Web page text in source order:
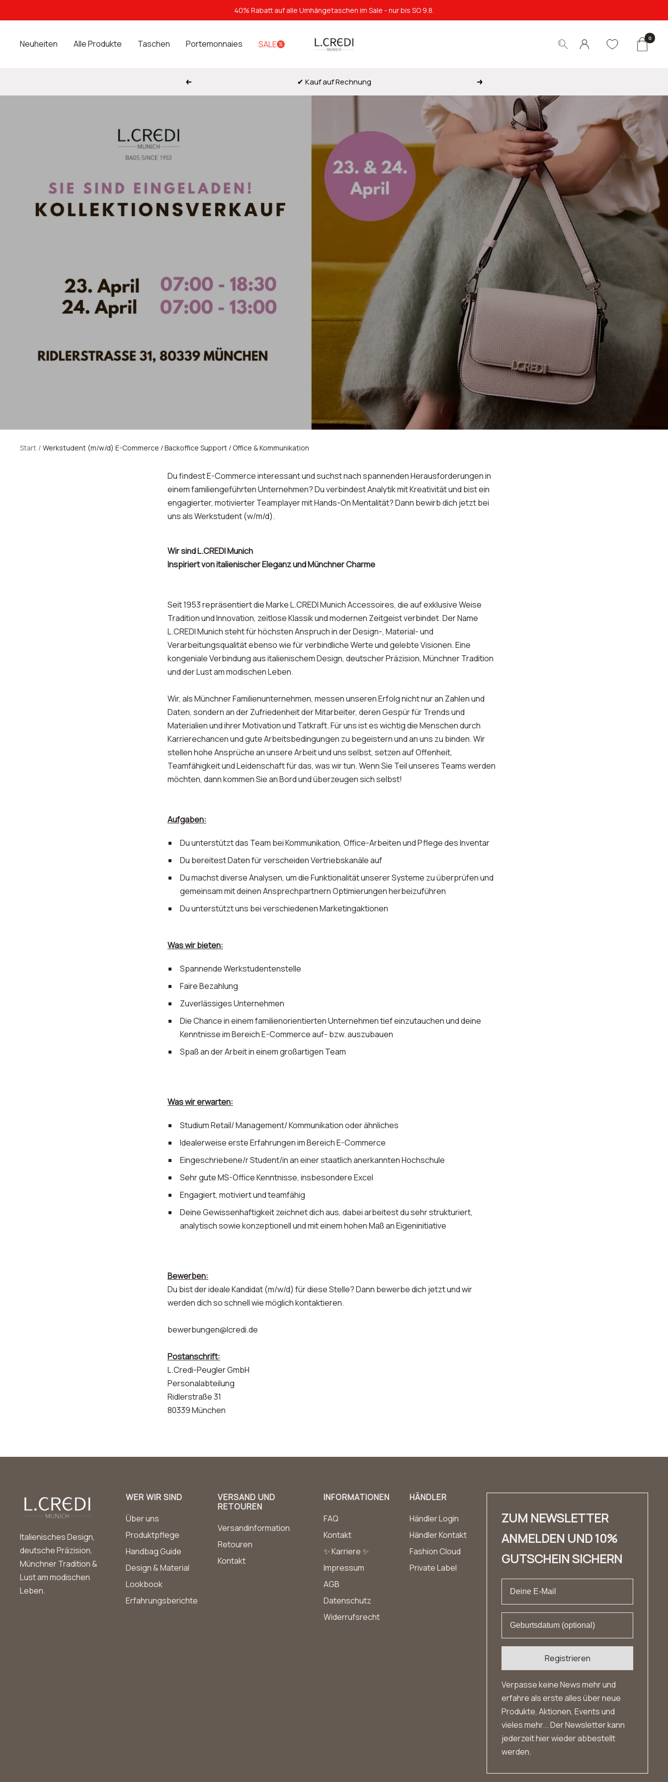
zum
40% Rabatt auf alle Umhängetaschen im Sale - nur bis SO 9.8.
Neuheiten Alle Produkte Taschen Portemonnaies SALE
L.Credi
0
Zurück ✔ Kauf auf Rechnung Weiter
Start Werkstudent (m/w/d) E-Commerce / Backoffice Support / Office & Kommunikation
Du findest E-Commerce interessant und suchst nach spannenden Herausforderungen in
einem familiengeführten Unternehmen? Du verbindest Analytik mit Kreativität und bist ein
engagierter, motivierter Teamplayer mit Hands-On Mentalität? Dann bewirb dich jetzt bei
uns als Werkstudent (w/m/d).
Wir sind L.CREDI Munich
Inspiriert von italienischer Eleganz und Münchner Charme
Seit 1953 repräsentiert die Marke L.CREDI Munich Accessoires, die auf exklusive Weise
Tradition und Innovation, zeitlose Klassik und modernen Zeitgeist verbindet. Der Name
L.CREDI Munich steht für höchsten Anspruch in der Design-, Material- und
Verarbeitungsqualität ebenso wie für verbindliche Werte und gelebte Visionen. Eine
kongeniale Verbindung aus italienischem Design, deutscher Präzision, Münchner Tradition
und der Lust am modischen Leben.
Wir, als Münchner Familienunternehmen, messen unseren Erfolg nicht nur an Zahlen und
Daten, sondern an der Zufriedenheit der Mitarbeiter, deren Gespür für Trends und
Materialien und ihrer Motivation und Tatkraft. Für uns ist es wichtig die Menschen durch
Karrierechancen und gute Arbeitsbedingungen zu begeistern und an uns zu binden. Wir
stellen hohe Ansprüche an unsere Arbeit und uns selbst, setzen auf Offenheit,
Teamfähigkeit und Leidenschaft für das, was wir tun. Wenn Sie Teil unseres Teams werden
möchten, dann kommen Sie an Bord und überzeugen sich selbst!
Aufgaben:
Du unterstützt das Team bei Kommunikation, Office-Arbeiten und Pflege des Inventar
Du bereitest Daten für verscheiden Vertriebskanäle auf
Du machst diverse Analysen, um die Funktionalität unserer Systeme zu überprüfen und
gemeinsam mit deinen Ansprechpartnern Optimierungen herbeizuführen
Du unterstützt uns bei verschiedenen Marketingaktionen
Was wir bieten:
Spannende Werkstudentenstelle
Faire Bezahlung
Zuverlässiges Unternehmen
Die Chance in einem familienorientierten Unternehmen tief einzutauchen und deine
Kenntnisse im Bereich E-Commerce auf- bzw. auszubauen
Spaß an der Arbeit in einem großartigen Team
Was wir erwarten:
Studium Retail/ Management/ Kommunikation oder ähnliches
Idealerweise erste Erfahrungen im Bereich E-Commerce
Eingeschriebene/r Student/in an einer staatlich anerkannten Hochschule
Sehr gute MS-Office Kenntnisse, insbesondere Excel
Engagiert, motiviert und teamfähig
Deine Gewissenhaftigkeit zeichnet dich aus, dabei arbeitest du sehr strukturiert,
analytisch sowie konzeptionell und mit einem hohen Maß an Eigeninitiative
Bewerben:
Du bist der ideale Kandidat (m/w/d) für diese Stelle? Dann bewerbe dich jetzt und wir
werden dich so schnell wie möglich kontaktieren.
bewerbungen@lcredi.de
Postanschrift:
L.Credi-Peugler GmbH
Personalabteilung
Ridlerstraße 31
80339 München
Italienisches Design,
deutsche Präzision,
Münchner Tradition &
Lust am modischen
Leben.
WER WIR SIND
Über uns
Produktpflege
Handbag Guide
Design & Material
Lookbook
Erfahrungsberichte
VERSAND UND
RETOUREN
Versandinformation
Retouren
Kontakt
INFORMATIONEN
FAQ
Kontakt
✨ Karriere ✨
Impressum
AGB
Datenschutz
Widerrufsrecht
HÄNDLER
Händler Login
Händler Kontakt
Fashion Cloud
Private Label
ZUM NEWSLETTER
ANMELDEN UND 10%
GUTSCHEIN SICHERN
Registrieren
Verpasse keine News mehr und
erfahre als erste alles über neue
Produkte, Aktionen, Events und
vieles mehr... Der Newsletter kann
jederzeit hier wieder abbestellt
werden.